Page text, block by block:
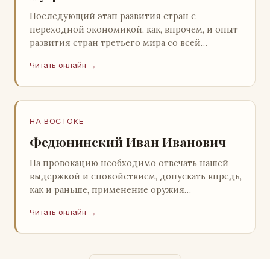
Последующий этап развития стран с
переходной экономикой, как, впрочем, и опыт
развития стран третьего мира со всей
ошибочность такого предс…
Читать онлайн →
НА ВОСТОКЕ
Федюнинский Иван Иванович
На провокацию необходимо отвечать нашей
выдержкой и спокойствием, допускать впредь,
как и раньше, применение оружия
самообороны о…
Читать онлайн →